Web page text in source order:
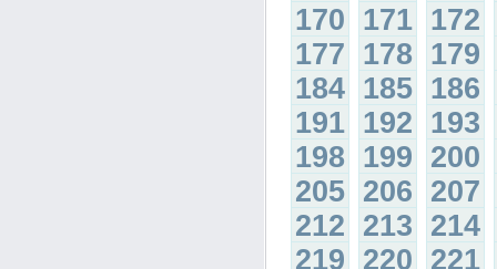
170 171 172
177 178 179
184 185 186
191 192 193
198 199 200
205 206 207
212 213 214
219 220 221